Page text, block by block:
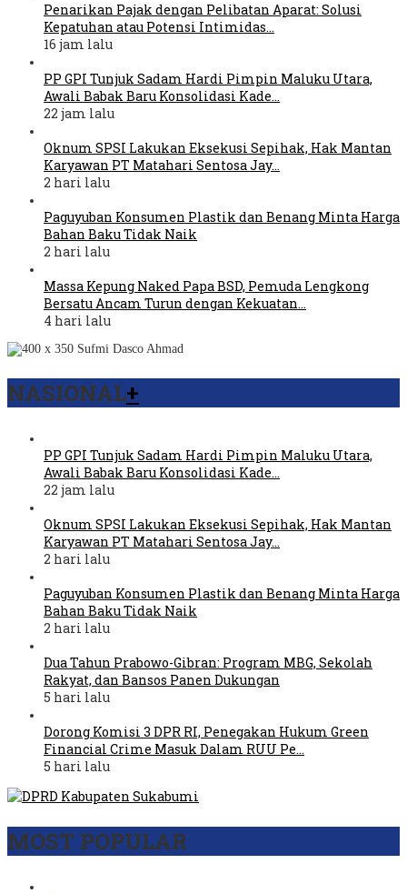
Penarikan Pajak dengan Pelibatan Aparat: Solusi
Kepatuhan atau Potensi Intimidas…
16 jam lalu
PP GPI Tunjuk Sadam Hardi Pimpin Maluku Utara,
Awali Babak Baru Konsolidasi Kade…
22 jam lalu
Oknum SPSI Lakukan Eksekusi Sepihak, Hak Mantan
Karyawan PT Matahari Sentosa Jay…
2 hari lalu
Paguyuban Konsumen Plastik dan Benang Minta Harga
Bahan Baku Tidak Naik
2 hari lalu
Massa Kepung Naked Papa BSD, Pemuda Lengkong
Bersatu Ancam Turun dengan Kekuatan…
4 hari lalu
NASIONAL+
PP GPI Tunjuk Sadam Hardi Pimpin Maluku Utara,
Awali Babak Baru Konsolidasi Kade…
22 jam lalu
Oknum SPSI Lakukan Eksekusi Sepihak, Hak Mantan
Karyawan PT Matahari Sentosa Jay…
2 hari lalu
Paguyuban Konsumen Plastik dan Benang Minta Harga
Bahan Baku Tidak Naik
2 hari lalu
Dua Tahun Prabowo-Gibran: Program MBG, Sekolah
Rakyat, dan Bansos Panen Dukungan
5 hari lalu
Dorong Komisi 3 DPR RI, Penegakan Hukum Green
Financial Crime Masuk Dalam RUU Pe…
5 hari lalu
MOST POPULAR